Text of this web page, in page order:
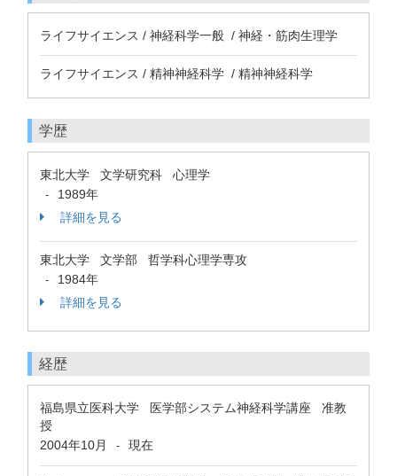
ライフサイエンス / 神経科学一般 / 神経・筋肉生理学
ライフサイエンス / 精神神経科学 / 精神神経科学
学歴
東北大学 文学研究科 心理学
-
1989年
詳細を見る
東北大学 文学部 哲学科心理学専攻
-
1984年
詳細を見る
経歴
福島県立医科大学 医学部システム神経科学講座 准教
授
2004年10月
- 現在